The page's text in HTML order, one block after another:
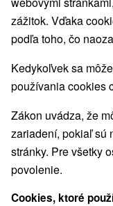
Vyberte
VŠETKY
zážitok. Vďaka
podľa toho, čo
Kedykoľvek sa
používania cookies
Zákon uvádza, že
zariadení, pokiaľ sú
stránky. Pre všetky
povolenie.
Cookies, ktoré